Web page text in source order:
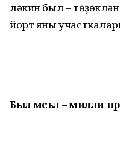
ләкин был –
йорт яны
Был мәсьәлә – милли